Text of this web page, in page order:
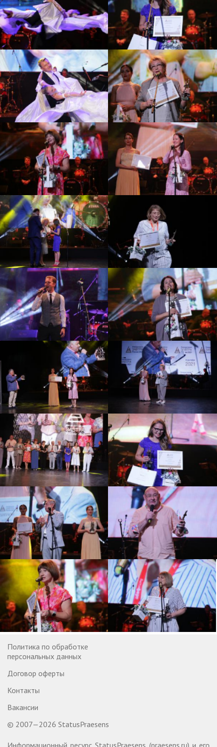
Политика по обработке
персональных данных
Договор оферты
Контакты
Вакансии
© 2007—2026 StatusPraesens
Информационный ресурс StatusPraesens (praesens.ru) и его